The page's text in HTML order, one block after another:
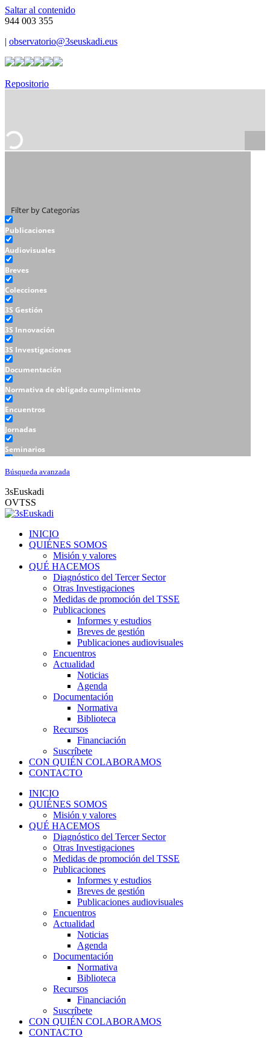
Saltar al contenido
944 003 355
| observatorio@3seuskadi.eus
Repositorio
Filter by Categorías
Publicaciones
Audiovisuales
Breves
Colecciones
3S Gestión
3S Innovación
3S Investigaciones
Documentación
Normativa de obligado cumplimiento
Encuentros
Jornadas
Seminarios
Talleres
Búsqueda avanzada
3sEuskadi
OVTSS
INICIO
QUIÉNES SOMOS
Misión y valores
QUÉ HACEMOS
Diagnóstico del Tercer Sector
Otras Investigaciones
Medidas de promoción del TSSE
Publicaciones
Informes y estudios
Breves de gestión
Publicaciones audiovisuales
Encuentros
Actualidad
Noticias
Agenda
Documentación
Normativa
Biblioteca
Recursos
Financiación
Suscríbete
CON QUIÉN COLABORAMOS
CONTACTO
INICIO
QUIÉNES SOMOS
Misión y valores
QUÉ HACEMOS
Diagnóstico del Tercer Sector
Otras Investigaciones
Medidas de promoción del TSSE
Publicaciones
Informes y estudios
Breves de gestión
Publicaciones audiovisuales
Encuentros
Actualidad
Noticias
Agenda
Documentación
Normativa
Biblioteca
Recursos
Financiación
Suscríbete
CON QUIÉN COLABORAMOS
CONTACTO